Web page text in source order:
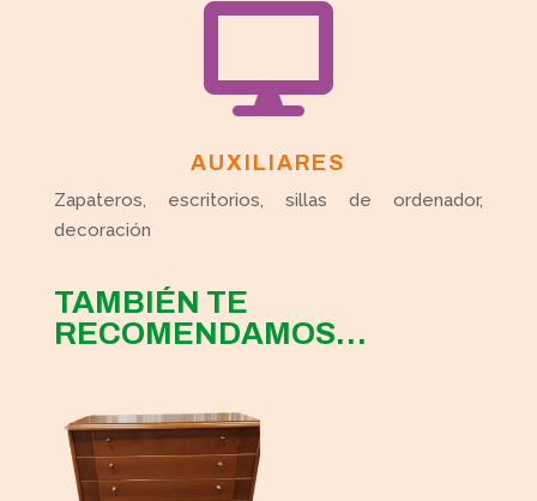

AUXILIARES
Zapateros, escritorios, sillas de ordenador,
decoración
TAMBIÉN TE
RECOMENDAMOS…